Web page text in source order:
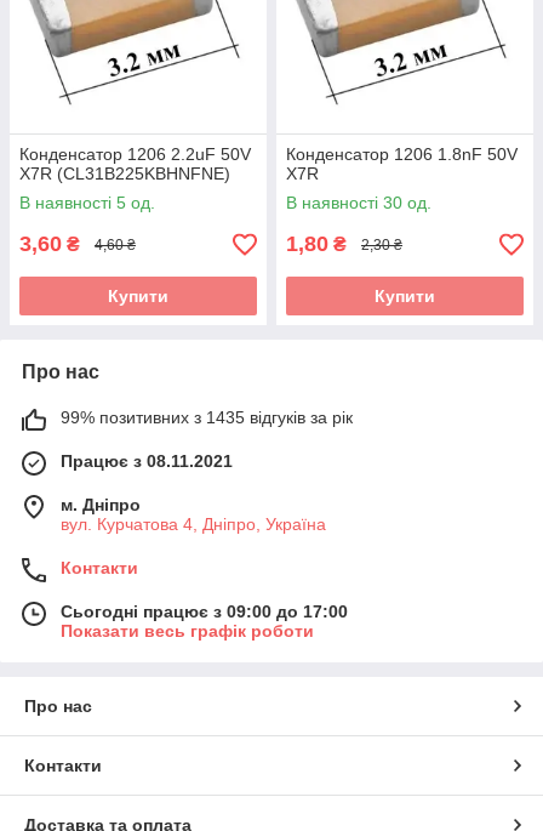
Конденсатор 1206 2.2uF 50V
X7R (CL31B225KBHNFNE)
В наявності 5 од.
3,60 ₴ 4,60 ₴
Купити
Конденсатор 1206 1.8nF 50V
X7R
В наявності 30 од.
1,80 ₴ 2,30 ₴
Купити
Про нас
99% позитивних з 1435 відгуків за рік
Працює з 08.11.2021
м. Дніпро
вул. Курчатова 4, Дніпро, Україна
Контакти
Сьогодні працює з 09:00 до 17:00
Показати весь графік роботи
Про нас
Контакти
Доставка та оплата